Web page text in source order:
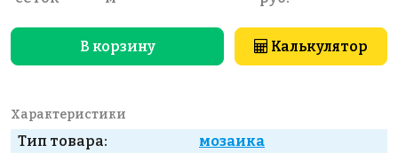
В корзину Калькулятор
Характеристики
Тип товара:
мозаика